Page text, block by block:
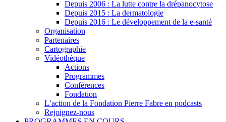
Depuis 2006 : La lutte contre la drépanocytose
Depuis 2015 : La dermatologie
Depuis 2016 : Le développement de la e-santé
Organisation
Partenaires
Cartographie
Vidéothèque
Actions
Programmes
Conférences
Fondation
L’action de la Fondation Pierre Fabre en podcasts
Rejoignez-nous